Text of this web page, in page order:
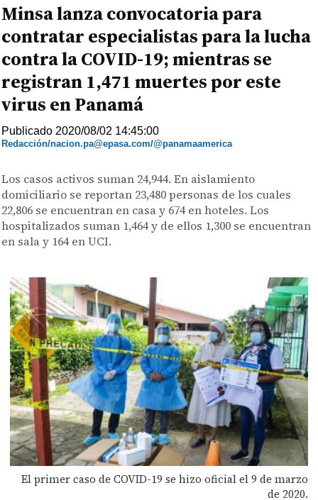
Minsa lanza convocatoria para
contratar especialistas para la lucha
contra la COVID-19; mientras se
registran 1,471 muertes por este
virus en Panamá
Publicado 2020/08/02 14:45:00
Redacción/nacion.pa@epasa.com/@panamaamerica
Los casos activos suman 24,944. En aislamiento
domiciliario se reportan 23,480 personas de los cuales
22,806 se encuentran en casa y 674 en hoteles. Los
hospitalizados suman 1,464 y de ellos 1,300 se encuentran
en sala y 164 en UCI.
El primer caso de COVID-19 se hizo oficial el 9 de marzo
de 2020.